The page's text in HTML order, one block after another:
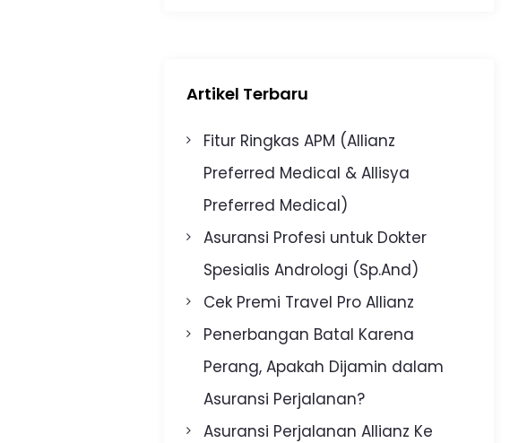
Artikel Terbaru
Fitur Ringkas APM (Allianz
Preferred Medical & Allisya
Preferred Medical)
Asuransi Profesi untuk Dokter
Spesialis Andrologi (Sp.And)
Cek Premi Travel Pro Allianz
Penerbangan Batal Karena
Perang, Apakah Dijamin dalam
Asuransi Perjalanan?
Asuransi Perjalanan Allianz Ke